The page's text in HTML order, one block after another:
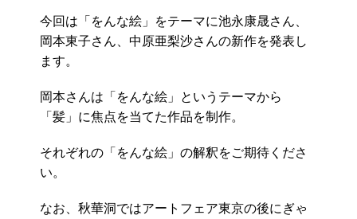
今回は「をんな絵」をテーマに池永康晟さん、
岡本東子さん、中原亜梨沙さんの新作を発表し
ます。
岡本さんは「をんな絵」というテーマから
「髪」に焦点を当てた作品を制作。
それぞれの「をんな絵」の解釈をご期待くださ
い。
なお、秋華洞ではアートフェア東京の後にぎゃ